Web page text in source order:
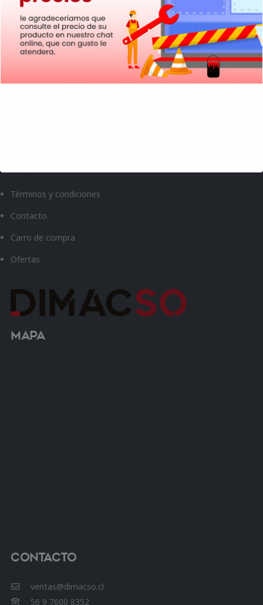
12 de meses de soporte
para todos los productos
Soporte Técnico
Te asesoramos con la
instalación
Términos y condiciones
Contacto
Carro de compra
Ofertas
Mapa
Contacto
ventas@dimacso.cl
56 9 7600 8352